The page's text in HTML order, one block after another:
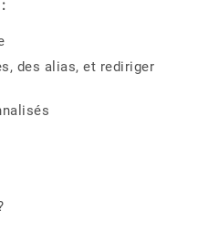
des alias, et rediriger